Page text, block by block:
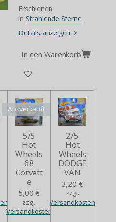
Erschienen
inStrahlende Sterne
Details anzeigen
In den Warenkorb
Ausverkauft
5/5
Hot
Wheels
68
Corvett
e
5,00 €
zzgl.
Versandkosten
2/5
Hot
Wheels
DODGE
VAN
3,20 €
zzgl.
Versandkosten